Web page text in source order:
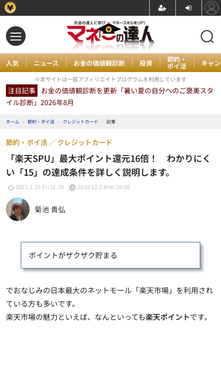
人気 ニュース お金の価値観診断 投資 節約・
ポイ活 キャ
※本サイトは一部アフィリエイトプログラムを利用しています
注目記事 お金の価値観診断を更新「暑い夏の自分へのご褒美スタ
イル診断」2026年8月
ホーム › 節約・ポイ活 › クレジットカード › 記事
「楽天SPU」最大ポイント還元16倍！ わかりにく
い「15」の達成条件を詳しく説明します。
節約・ポイ活 クレジットカード
2021.1.15 Fri 11:29 2019.12.2 Mon 19:00
菊池 貴弘
ポイントがザクザク貯まる
でおなじみの日本最大のネットモール「楽天市場」を利用され
ている方も多いです。
楽天市場の魅力といえば、なんといっても楽天ポイントです。